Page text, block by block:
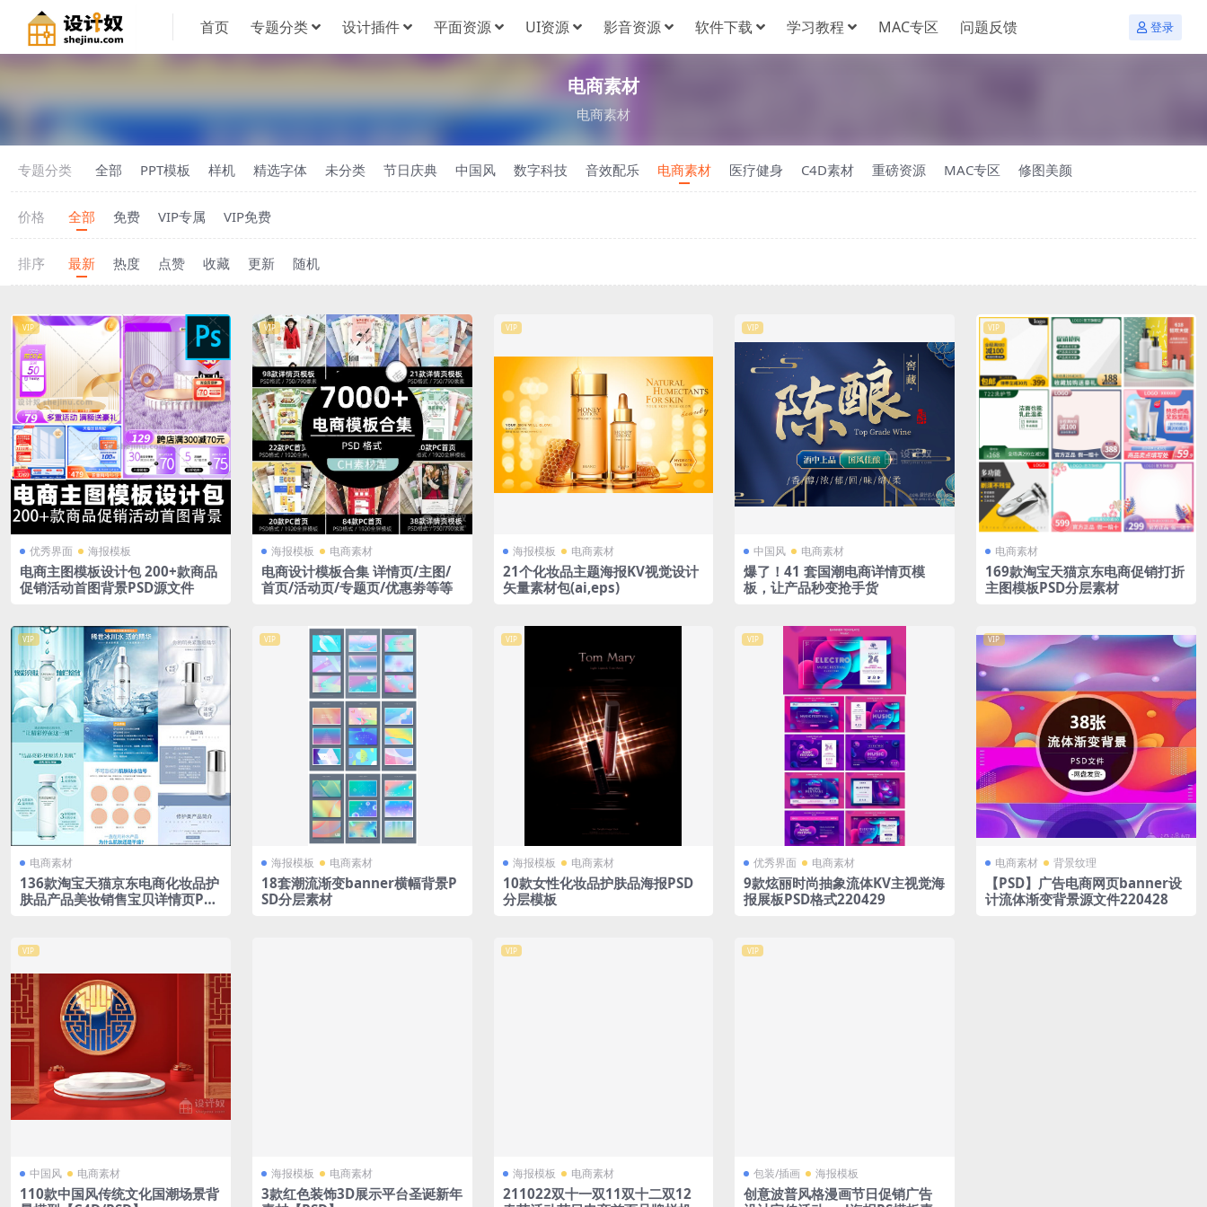
首页 专题分类 设计插件 平面资源 UI资源 影音资源 软件下载 学习教程 MAC专区 问题反馈 登录
电商素材
电商素材
专题分类 全部 PPT模板 样机 精选字体 未分类 节日庆典 中国风 数字科技 音效配乐 电商素材 医疗健身 C4D素材 重磅资源 MAC专区 修图美颜
价格 全部 免费 VIP专属 VIP免费
排序 最新 热度 点赞 收藏 更新 随机
VIP
优秀界面 海报模板
电商主图模板设计包 200+款商品
促销活动首图背景PSD源文件
VIP
海报模板 电商素材
电商设计模板合集 详情页/主图/
首页/活动页/专题页/优惠劵等等
VIP
海报模板 电商素材
21个化妆品主题海报KV视觉设计
矢量素材包(ai,eps)
VIP
中国风 电商素材
爆了！41 套国潮电商详情页模
板，让产品秒变抢手货
VIP
电商素材
169款淘宝天猫京东电商促销打折
主图模板PSD分层素材
VIP
电商素材
136款淘宝天猫京东电商化妆品护
肤品产品美妆销售宝贝详情页PSD
VIP
海报模板 电商素材
18套潮流渐变banner横幅背景P
SD分层素材
VIP
海报模板 电商素材
10款女性化妆品护肤品海报PSD
分层模板
VIP
优秀界面 电商素材
9款炫丽时尚抽象流体KV主视觉海
报展板PSD格式220429
VIP
电商素材 背景纹理
【PSD】广告电商网页banner设
计流体渐变背景源文件220428
VIP
中国风 电商素材
110款中国风传统文化国潮场景背
海报模板 电商素材
3款红色装饰3D展示平台圣诞新年
VIP
海报模板 电商素材
211022双十一双11双十二双12
VIP
包装/插画 海报模板
创意波普风格漫画节日促销广告